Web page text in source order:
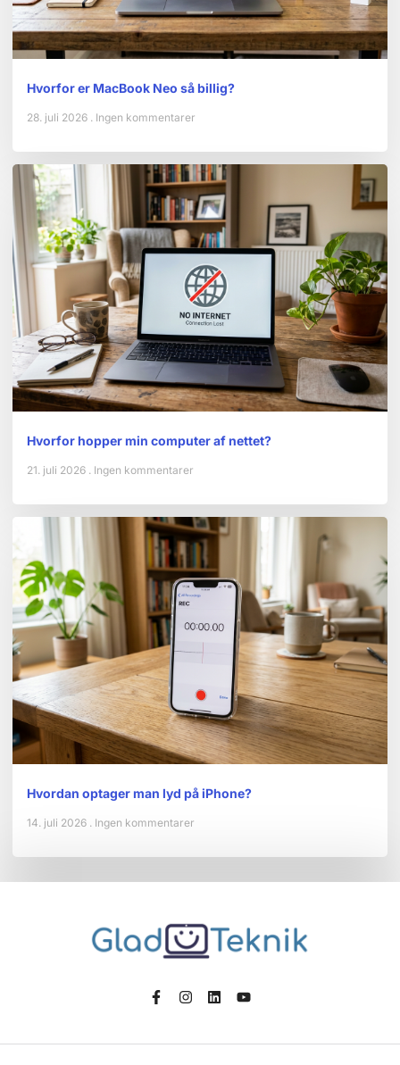
Hvorfor er MacBook Neo så billig?
28. juli 2026 Ingen kommentarer
Hvorfor hopper min computer af nettet?
21. juli 2026 Ingen kommentarer
Hvordan optager man lyd på iPhone?
14. juli 2026 Ingen kommentarer